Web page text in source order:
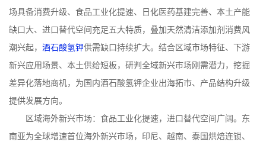
场具备消费升级、食品工业化提速、日化医药基建完善、本土产能
缺口大、进口替代空间充足五大特质，叠加天然清洁添加剂消费风
潮兴起， 酒石酸氢钾供需缺口持续扩大。结合区域市场特征、下游
新兴应用场景、本土供给短板，研判全域新兴市场刚需潜力，挖掘
差异化落地商机，为国内酒石酸氢钾企业出海拓市、产品结构升级
提供发展方向。
区域海外新兴市场：食品工业化提速，进口替代空间广阔。东
南亚为全球增速首位海外新兴市场，印尼、越南、泰国烘焙连锁、